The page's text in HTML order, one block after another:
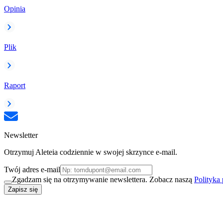
Opinia
Plik
Raport
Newsletter
Otrzymuj Aleteia codziennie w swojej skrzynce e-mail.
Twój adres e-mail
Zgadzam się na otrzymywanie newslettera. Zobacz naszą Polityka
Zapisz się